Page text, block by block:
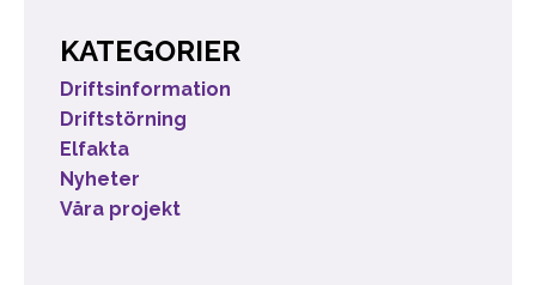
KATEGORIER
Driftsinformation
Driftstörning
Elfakta
Nyheter
Våra projekt